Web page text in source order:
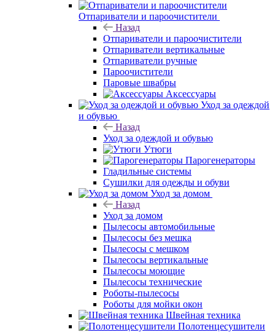
Отпариватели и пароочистители
Назад
Отпариватели и пароочистители
Отпариватели вертикальные
Отпариватели ручные
Пароочистители
Паровые швабры
Аксессуары
Уход за одеждой
и обувью
Назад
Уход за одеждой и обувью
Утюги
Парогенераторы
Гладильные системы
Сушилки для одежды и обуви
Уход за домом
Назад
Уход за домом
Пылесосы автомобильные
Пылесосы без мешка
Пылесосы с мешком
Пылесосы вертикальные
Пылесосы моющие
Пылесосы технические
Роботы-пылесосы
Роботы для мойки окон
Швейная техника
Полотенцесушители